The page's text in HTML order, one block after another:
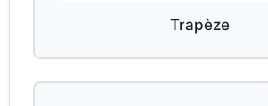
Trapèze